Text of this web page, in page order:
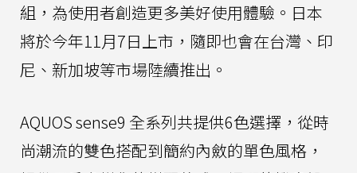
組，為使用者創造更多美好使用體驗。日本
將於今年11月7日上市，隨即也會在台灣、印
尼、新加坡等市場陸續推出。
AQUOS sense9 全系列共提供6色選擇，從時
尚潮流的雙色搭配到簡約內斂的單色風格，